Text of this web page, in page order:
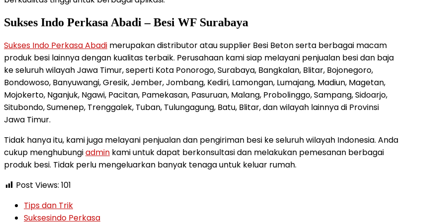
Sukses Indo Perkasa Abadi –Besi WF Surabaya
Sukses Indo Perkasa Abadi merupakan distributor atau supplier Besi Beton serta berbagai macam
produk besi lainnya dengan kualitas terbaik. Perusahaan kami siap melayani penjualan besi dan baja
ke seluruh wilayah Jawa Timur, seperti Kota Ponorogo, Surabaya, Bangkalan, Blitar, Bojonegoro,
Bondowoso, Banyuwangi, Gresik, Jember, Jombang, Kediri, Lamongan, Lumajang, Madiun, Magetan,
Mojokerto, Nganjuk, Ngawi, Pacitan, Pamekasan, Pasuruan, Malang, Probolinggo, Sampang, Sidoarjo,
Situbondo, Sumenep, Trenggalek, Tuban, Tulungagung, Batu, Blitar, dan wilayah lainnya di Provinsi
Jawa Timur.
Tidak hanya itu, kami juga melayani penjualan dan pengiriman besi ke seluruh wilayah Indonesia. Anda
cukup menghubungiadmin kami untuk dapat berkonsultasi dan melakukan pemesanan berbagai
produk besi. Tidak perlu mengeluarkan banyak tenaga untuk keluar rumah.
Post Views: 101
Post
category:
Tips dan Trik
Post
Suksesindo Perkasa